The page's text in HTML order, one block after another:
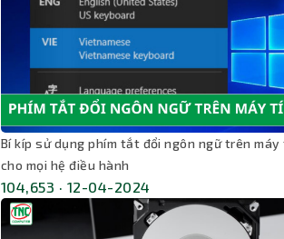
Bí kíp sử dụng phím tắt đổi ngôn ngữ trên máy
cho mọi hệ điều hành
104,653 · 12-04-2024